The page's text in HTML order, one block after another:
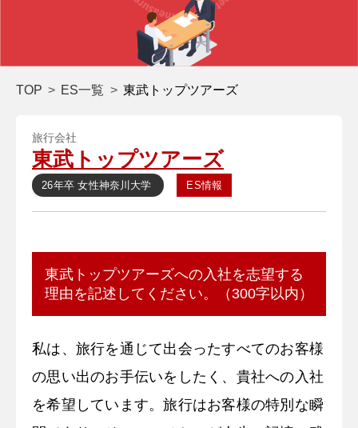
TOP ES一覧 東武トップツアーズ
旅行会社
東武トップツアーズ
26年卒 女性神奈川大学 ES情報
東武トップツアーズへの入社を志望する
理由を記述してください。（300字以内）
私は、旅行を通じて出会ったすべてのお客様
の思い出のお手伝いをしたく、貴社への入社
を希望しています。旅行はお客様の特別な瞬